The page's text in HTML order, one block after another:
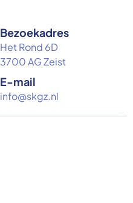
Bezoekadres
Het Rond 6D
3700 AG Zeist
E-mail
info@skgz.nl